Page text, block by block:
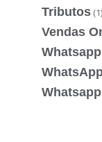
Tributos (1)
Vendas
Whatsapp